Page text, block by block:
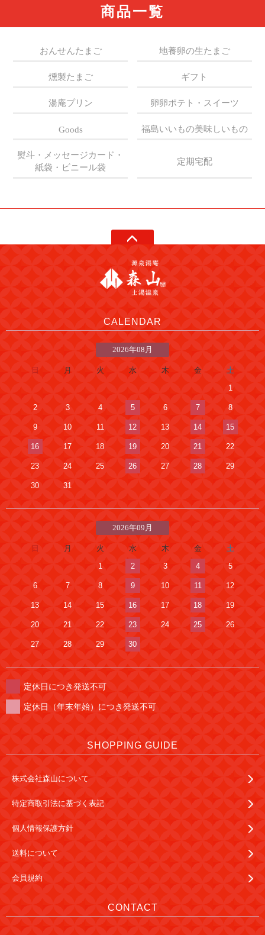
商品一覧
おんせんたまご 地養卵の生たまご
燻製たまご ギフト
湯庵プリン 卵卵ポテト・スイーツ
Goods 福島いいもの美味しいもの
熨斗・メッセージカード・
紙袋・ビニール袋
定期宅配
CALENDAR
2026年08月
日 月 火 水 木 金
土
1
2 3 4 5 6 7 8
9 10 11 12 13 14 15
16 17 18 19 20 21 22
23 24 25 26 27 28 29
30 31
2026年09月
日 月 火 水 木 金
土
1
2 3 4 5
6 7 8 9 10 11 12
13 14 15 16 17 18 19
20 21 22 23 24 25 26
27 28 29 30
定休日につき発送不可
定休日（年末年始）につき発送不可
SHOPPING GUIDE
株式会社森山について
特定商取引法に基づく表記
個人情報保護方針
送料について
会員規約
CONTACT